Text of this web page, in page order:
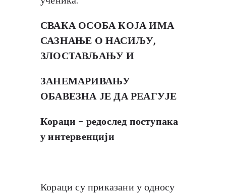
СВАКА ОСОБА КОЈА ИМА
САЗНАЊЕ О НАСИЉУ,
ЗЛОСТАВЉАЊУ И
ЗАНЕМАРИВАЊУ
ОБАВЕЗНА ЈЕ ДА РЕАГУЈЕ
Кораци – редослед поступака
у интервенцији
Кораци су приказани у односу